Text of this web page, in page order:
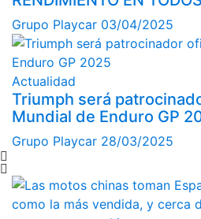
Grupo Playcar 03/04/2025
Actualidad
Triumph será
Mundial de Enduro GP
Grupo Playcar 28/03/2025